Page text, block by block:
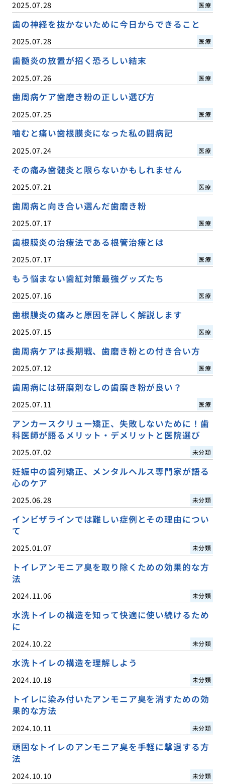
2025.07.28 医療
歯の神経を抜かないために今日からできること
2025.07.28 医療
歯髄炎の放置が招く恐ろしい結末
2025.07.26 医療
歯周病ケア歯磨き粉の正しい選び方
2025.07.25 医療
噛むと痛い歯根膜炎になった私の闘病記
2025.07.24 医療
その痛み歯髄炎と限らないかもしれません
2025.07.21 医療
歯周病と向き合い選んだ歯磨き粉
2025.07.17 医療
歯根膜炎の治療法である根管治療とは
2025.07.17 医療
もう悩まない歯紅対策最強グッズたち
2025.07.16 医療
歯根膜炎の痛みと原因を詳しく解説します
2025.07.15 医療
歯周病ケアは長期戦、歯磨き粉との付き合い方
2025.07.12 医療
歯周病には研磨剤なしの歯磨き粉が良い？
2025.07.11 医療
アンカースクリュー矯正、失敗しないために！歯
科医師が語るメリット・デメリットと医院選び
2025.07.02 未分類
妊娠中の歯列矯正、メンタルヘルス専門家が語る
心のケア
2025.06.28 未分類
インビザラインでは難しい症例とその理由につい
て
2025.01.07 未分類
トイレアンモニア臭を取り除くための効果的な方
法
2024.11.06 未分類
水洗トイレの構造を知って快適に使い続けるため
に
2024.10.22 未分類
水洗トイレの構造を理解しよう
2024.10.18 未分類
トイレに染み付いたアンモニア臭を消すための効
果的な方法
2024.10.11 未分類
頑固なトイレのアンモニア臭を手軽に撃退する方
法
2024.10.10 未分類